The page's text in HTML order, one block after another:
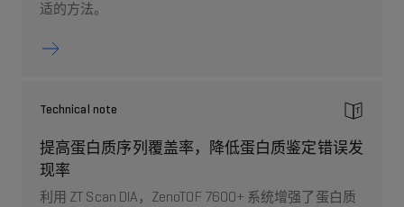
适的方法。
Technical note
提高蛋白质序列覆盖率，降低蛋白质鉴定错误发
现率
利用 ZT Scan DIA，ZenoTOF 7600+ 系统增强了蛋白质